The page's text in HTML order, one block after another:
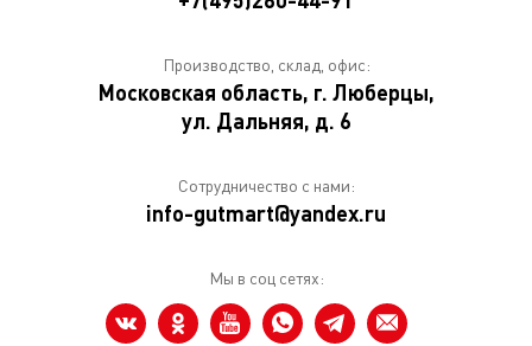
Производство, склад, офис:
Московская область, г. Люберцы,
ул. Дальняя, д. 6
Сотрудничество с нами:
info-gutmart@yandex.ru
Мы в соц сетях: